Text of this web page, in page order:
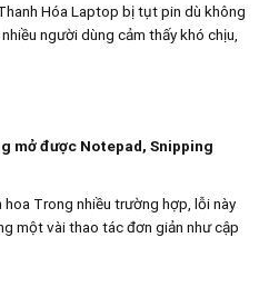
Hóa Laptop bị tụt pin dù không
người dùng cảm thấy khó chịu,
mở được Notepad, Snipping
Trong nhiều trường hợp, lỗi này
một vài thao tác đơn giản như cập